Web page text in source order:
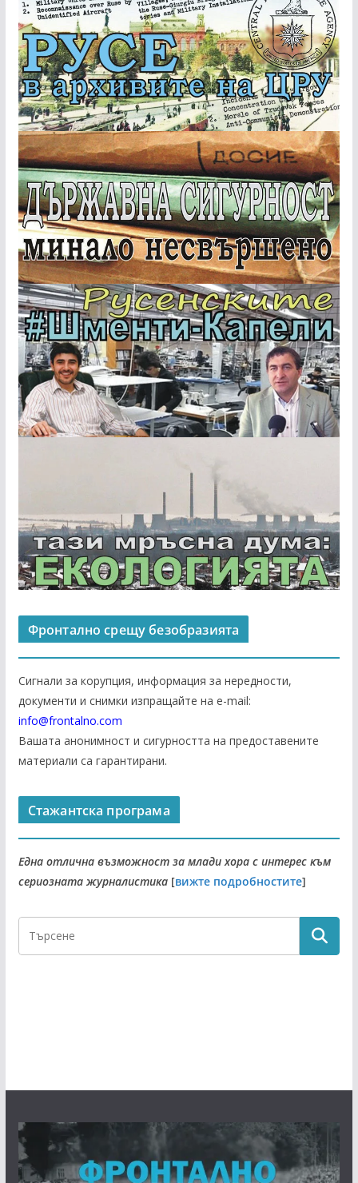
Фронтално срещу безобразията
Сигнали за корупция, информация за нередности,
документи и снимки изпращайте на е-mail:
info@frontalno.com
Вашата анонимност и сигурността на предоставените
материали са гарантирани.
Стажантска програма
Една отлична възможност за млади хора с интерес към
сериозната журналистика [вижте подробностите]